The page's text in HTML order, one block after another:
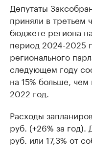
Депутаты
приняли в третьем
бюджете региона
период 2024-2025
регионального
следующем году
на 15% больше,
2022 год.
Расходы
руб. (+26% за
руб. или 17,3% от